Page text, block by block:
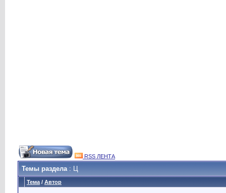
RSS ЛЕНТА
Темы раздела: Ц
Тема / Автор